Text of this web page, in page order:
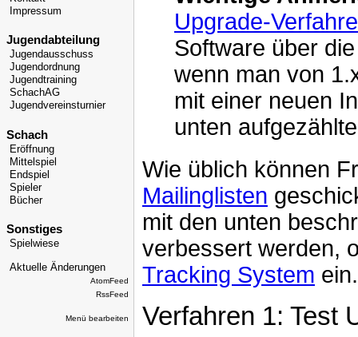
Impressum
Jugendabteilung
Jugendausschuss
Jugendordnung
Jugendtraining
SchachAG
Jugendvereinsturnier
Schach
Eröffnung
Mittelspiel
Endspiel
Spieler
Bücher
Sonstiges
Spielwiese
Aktuelle Änderungen
AtomFeed
RssFeed
Menü bearbeiten
Upgrade-
Software über
wenn man von
mit einer neuen
unten
Wie üblich können
Mailinglisten
mit den unten
verbessert werden,
Tracking System ein.
Verfahren 1: Test